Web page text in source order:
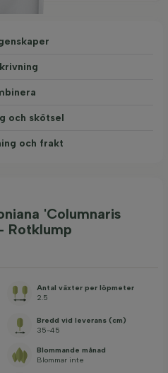
och skötsel
och frakt
'Columnaris
Rotklump
Antal växter per löpmeter
2.5
Bredd vid leverans (cm)
35-45
Blommande månad
Blommar inte